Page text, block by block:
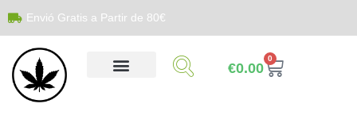
Envió Gratis a Partir de 80€
€0.00
0